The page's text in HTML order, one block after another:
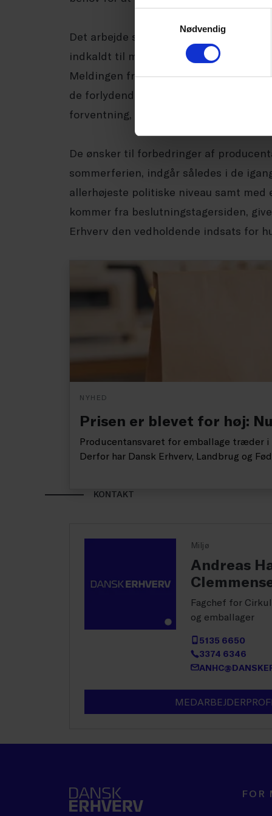
Nødvendig
Det arbejde ser ud til at have båret
indkaldt til møde snarest muligt, og
Meldingen fra beslutningstagersiden
de forlydender der kommer fra
forventning, at der arbejdes seriøst
De ønsker til forbedringer af
sommerferien, indgår således i de
allerhøjeste politiske niveau samt
kommer fra beslutningstagersiden,
Erhverv den vedholdende indsats for
NYHED
Prisen er blevet for høj:
Producentansvaret for emballage træder i
Derfor har Dansk Erhverv, Landbrug og
KONTAKT
Miljø
Andreas
Fagchef for
og emballager
5135 6650
3374 6346
FOR